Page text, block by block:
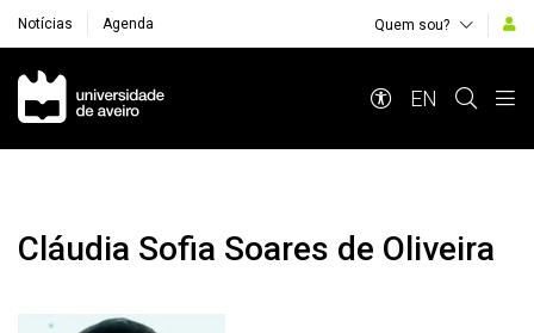
Notícias Agenda Quem sou?
Navegação Principal
EN
Cláudia Sofia Soares de Oliveira